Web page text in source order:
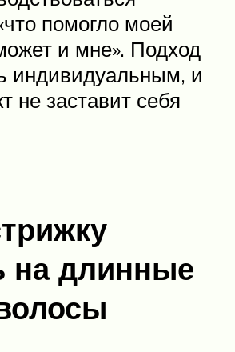
помогло моей
и мне». Подход
индивидуальным, и
не заставит себя
на длинные